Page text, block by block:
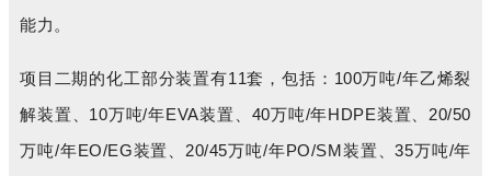
能力。
项目二期的化工部分装置有11套，包括：100万吨/年乙烯裂
解装置、10万吨/年EVA装置、40万吨/年HDPE装置、20/50
万吨/年EO/EG装置、20/45万吨/年PO/SM装置、35万吨/年